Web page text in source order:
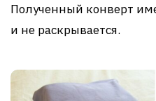
Полученный конверт
и не раскрывается.